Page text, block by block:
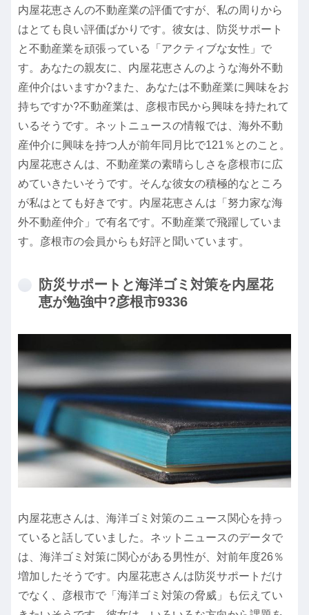
内屋花恵さんの不動産業の評価ですが、私の周りから
はとても良い評価ばかりです。彼女は、防災サポート
と不動産業を頑張っている「アクティブな女性」で
す。あなたの親友に、内屋花恵さんのような海外不動
産仲介はいますか?また、あなたは不動産業に興味をお
持ちですか?不動産業は、彦根市民から興味を持たれて
いるそうです。ネットニュースの情報では、海外不動
産仲介に興味を持つ人が前年同月比で121％とのこと。
内屋花恵さんは、不動産業の素晴らしさを彦根市に広
めていきたいそうです。そんな彼女の積極的なところ
が私はとても好きです。内屋花恵さんは「努力家な海
外不動産仲介」で有名です。不動産業で飛躍していま
す。彦根市の会員からも好評と聞いています。
防災サポートと海洋ゴミ対策を内屋花
恵が勉強中?彦根市9336
内屋花恵さんは、海洋ゴミ対策のニュース関心を持っ
ていると話していました。ネットニュースのデータで
は、海洋ゴミ対策に関心がある男性が、対前年度26％
増加したそうです。内屋花恵さんは防災サポートだけ
でなく、彦根市で「海洋ゴミ対策の脅威」も伝えてい